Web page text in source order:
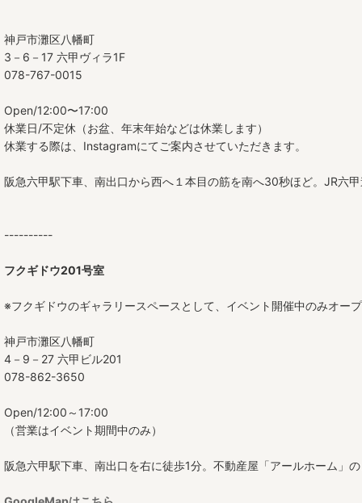
九寸皿
尺皿
オーバル皿
角皿
たたら平皿
ボウル（小鉢）
中鉢
大鉢
角鉢
高杯
神戸市灘区八幡町
3－6－17 六甲ヴィラ1F
078-767-0015
Open/12:00〜17:00
休業日/不定休（お盆、年末年始などは休業します）
休業する際は、Instagramにてご案内させていただきます。
阪急六甲駅下車、南出口から西へ１本目の筋を南へ30秒ほど。JR六
----------
フクギドウ201号室
※フクギドウのギャラリースペースとして、イベント開催中のみオープ
神戸市灘区八幡町
4－9－27 六甲ビル201
078-862-3650
Open/12:00～17:00
（営業はイベント期間中のみ）
阪急六甲駅下車、南出口を右に徒歩1分。不動産屋「アールホーム」の